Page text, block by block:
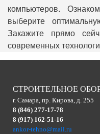
компьютеров.
выберите
Закажите прямо
современных
СТРОИТЕЛЬНОЕ
г. Самара, пр. Кирова, д. 255
8 (846) 277-17-78
8 (917) 162-51-16
ankor-tehno@mail.ru